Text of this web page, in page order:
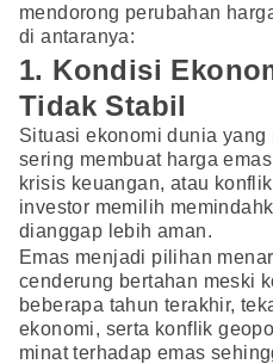
mendorong perubahan
di antaranya:
1. Kondisi
Tidak Stabil
Situasi ekonomi dunia yang
sering membuat harga
krisis keuangan, atau
investor memilih
dianggap lebih aman.
Emas menjadi pilihan
cenderung bertahan meski
beberapa tahun terakhir,
ekonomi, serta konflik
minat terhadap emas